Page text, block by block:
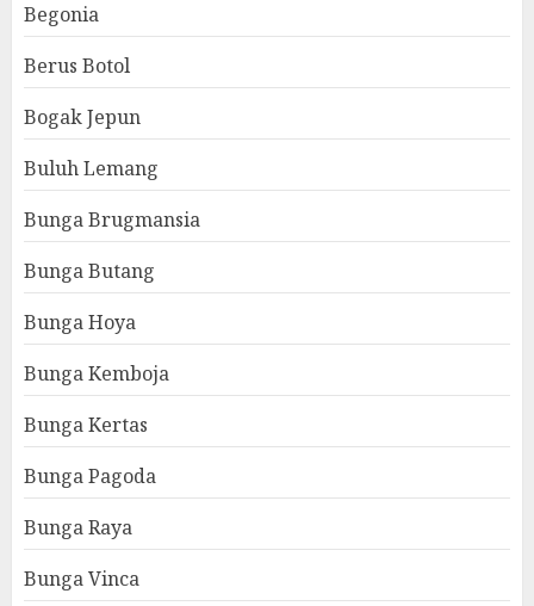
Begonia
Berus Botol
Bogak Jepun
Buluh Lemang
Bunga Brugmansia
Bunga Butang
Bunga Hoya
Bunga Kemboja
Bunga Kertas
Bunga Pagoda
Bunga Raya
Bunga Vinca